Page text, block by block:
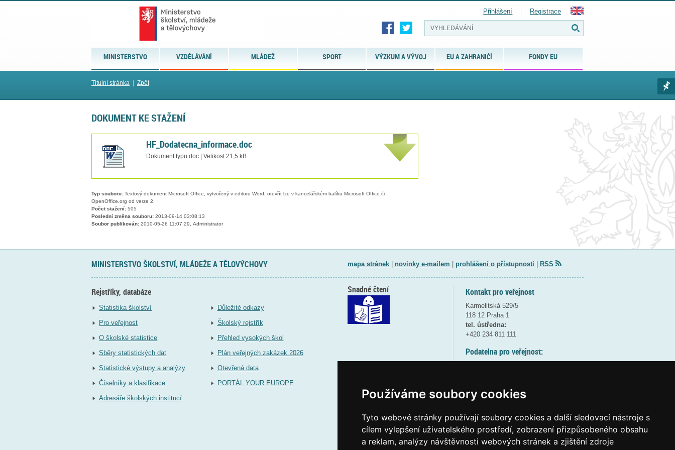
Používáme soubory cookies
Tyto webové stránky používají soubory cookies a další sledovací nástroje s
cílem vylepšení uživatelského prostředí, zobrazení přizpůsobeného obsahu
a reklam, analýzy návštěvnosti webových stránek a zjištění zdroje
MINISTERSTVO VZDĚLÁVÁNÍ MLÁDEŽ SPORT VÝZKUM A VÝVOJ EU A ZAHRANIČÍ FONDY EU
Přihlášení Registrace
Titulní stránka Zpět
DOKUMENT KE STAŽENÍ
HF_Dodatecna_informace.doc
Dokument typu doc | Velikost 21,5 kB
Typ souboru: Textový dokument Microsoft Office, vytvořený v editoru Word, otevřít lze v kancelářském balíku Microsoft Office či
OpenOffice.org od verze 2.
Počet stažení: 505
Poslední změna souboru: 2013-09-14 03:08:13
Soubor publikován: 2010-05-26 11:07:29, Administrator
MINISTERSTVO ŠKOLSTVÍ, MLÁDEŽE A TĚLOVÝCHOVY mapa stránek| novinky e-mailem prohlášení o přístupnosti RSS
Rejstříky, databáze
Statistika školství
Pro veřejnost
O školské statistice
Sběry statistických dat
Statistické výstupy a analýzy
Číselníky a klasifikace
Adresáře školských institucí
Důležité odkazy
Školský rejstřík
Přehled vysokých škol
Plán veřejných zakázek 2026
Otevřená data
PORTÁL YOUR EUROPE
Kontakt pro veřejnost
Karmelitská 529/5
118 12 Praha 1
tel. ústředna:
+420 234 811 111
Podatelna pro veřejnost:
(více informací
Elektronická podatelna:
posta@msmtgov cz
Snadné čtení